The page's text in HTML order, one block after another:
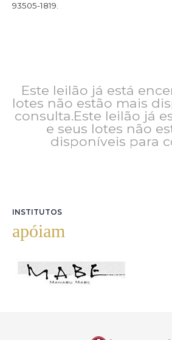
93505-1819.
Este leilão já está
lotes não estão mais
consulta.Este leilão já
e seus lotes não
disponíveis para
INSTITUTOS
apóiam